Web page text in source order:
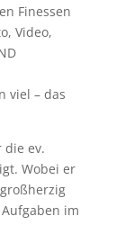
Finessen
Video,
viel – das
ev.
Wobei er
im